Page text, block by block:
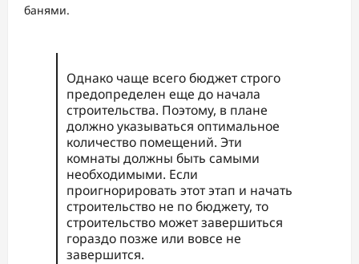
банями.
Однако чаще всего бюджет строго
предопределен еще до начала
строительства. Поэтому, в плане
должно указываться оптимальное
количество помещений. Эти
комнаты должны быть самыми
необходимыми. Если
проигнорировать этот этап и начать
строительство не по бюджету, то
строительство может завершиться
гораздо позже или вовсе не
завершится.